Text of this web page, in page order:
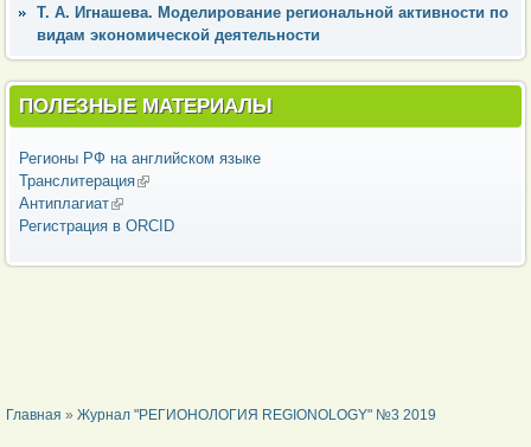
Т. А. Игнашева. Моделирование региональной активности по
видам экономической деятельности
ПОЛЕЗНЫЕ МАТЕРИАЛЫ
Регионы РФ на английском языке
Транслитерация(внешняя ссылка)
Антиплагиат(внешняя ссылка)
Регистрация в ORCID
ВЫ ЗДЕСЬ
Главная » Журнал "РЕГИОНОЛОГИЯ REGIONOLOGY" №3 2019